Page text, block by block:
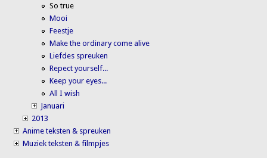
So true
Mooi
Feestje
Make the ordinary come alive
Liefdes spreuken
Repect yourself...
Keep your eyes...
All I wish
Januari
2013
Anime teksten & spreuken
Muziek teksten & filmpjes